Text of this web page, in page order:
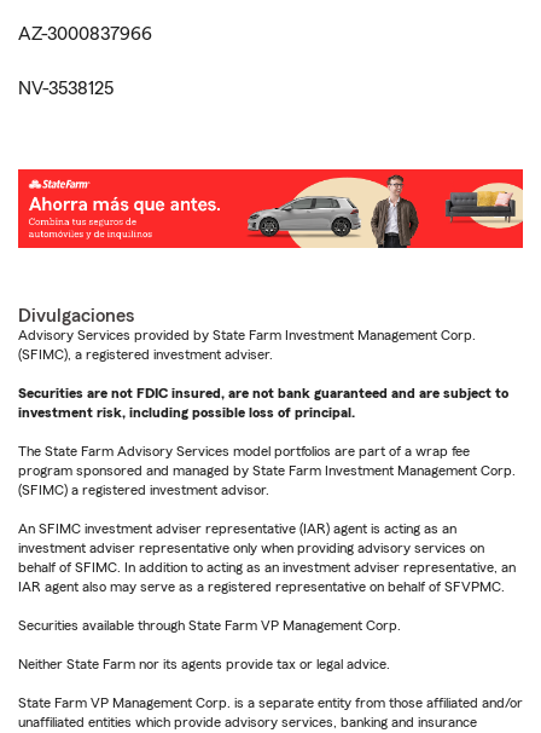
AZ-3000837966
NV-3538125
Divulgaciones
Advisory Services provided by State Farm Investment Management Corp.
(SFIMC), a registered investment adviser.
Securities are not FDIC insured, are not bank guaranteed and are subject to
investment risk, including possible loss of principal.
The State Farm Advisory Services model portfolios are part of a wrap fee
program sponsored and managed by State Farm Investment Management Corp.
(SFIMC) a registered investment advisor.
An SFIMC investment adviser representative (IAR) agent is acting as an
investment adviser representative only when providing advisory services on
behalf of SFIMC. In addition to acting as an investment adviser representative, an
IAR agent also may serve as a registered representative on behalf of SFVPMC.
Securities available through State Farm VP Management Corp.
Neither State Farm nor its agents provide tax or legal advice.
State Farm VP Management Corp. is a separate entity from those affiliated and/or
unaffiliated entities which provide advisory services, banking and insurance